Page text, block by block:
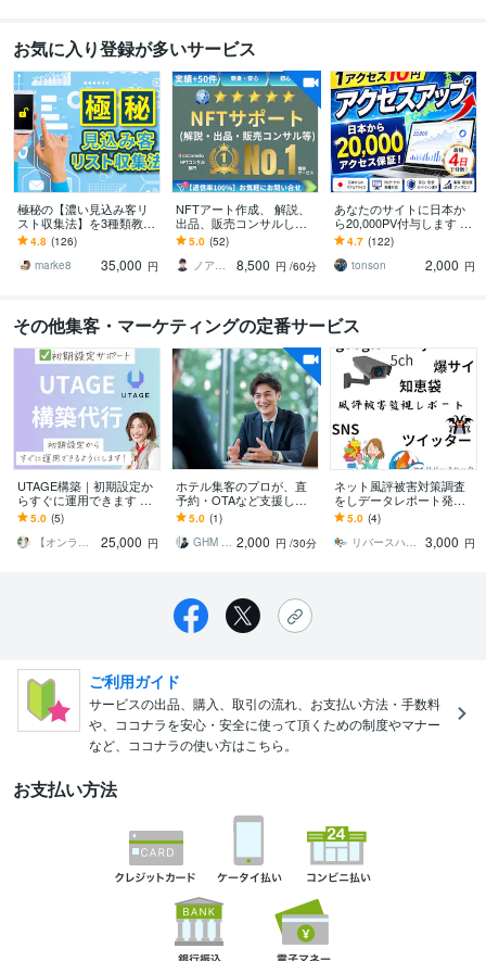
お気に入り登録が多いサービス
極秘の【濃い見込み客リ
スト収集法】を3種類教え
ます ■【広告費ゼロで収
集】応援キャンペーン！
4.8 (126)
marke8
35,000 円
NFTアート作成、 解説、
出品、販売コンサルしま
す ●NFT取引経験5年・日
英バイリンガルのプロが
サポート●
5.0 (52)
ノア・Noa
8,500 円 /60分
あなたのサイトに日本か
ら20,000PV付与します サ
イト・ブログのアクセス
アップをサポートしま
す！
4.7 (122)
tonson
2,000 円
その他集客・マーケティングの定番サービス
UTAGE構築｜初期設定か
らすぐに運用できます UT
AGE導入から構築まで一
気に仕組み化をサポー
ト！
5.0 (5)
【オンライン秘書・UTAGE構築】なつみ
25,000 円
ホテル集客のプロが、直
予約・OTAなど支援しま
す 責任者として複数地域
の施設の改善・立ち上げ
の実績。
5.0 (1)
GHM Works 2,000 円 /30分
ネット風評被害対策調査
をしデータレポート発行
します レピュテーション
チェックの炎上を事前に
監視しレポートを提出
5.0 (4)
リバースハック｜サジェスト汚染・逆SEO
3,000 円
ご利用ガイド
サービスの出品、購入、取引の流れ、お支払い方法・手数料
や、ココナラを安心・安全に使って頂くための制度やマナー
など、ココナラの使い方はこちら。
お支払い方法